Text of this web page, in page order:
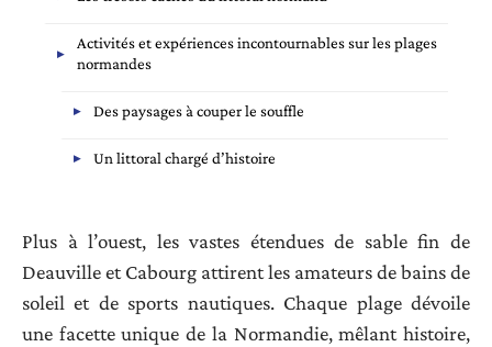
Activités et expériences incontournables sur les plages
normandes
Des paysages à couper le souffle
Un littoral chargé d’histoire
Plus à l’ouest, les vastes étendues de sable fin de
Deauville et Cabourg attirent les amateurs de bains de
soleil et de sports nautiques. Chaque plage dévoile
une facette unique de la Normandie, mêlant histoire,